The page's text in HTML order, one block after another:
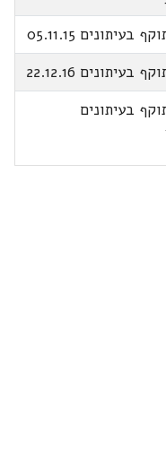
05.11.15
22.12.16
בעיתונים